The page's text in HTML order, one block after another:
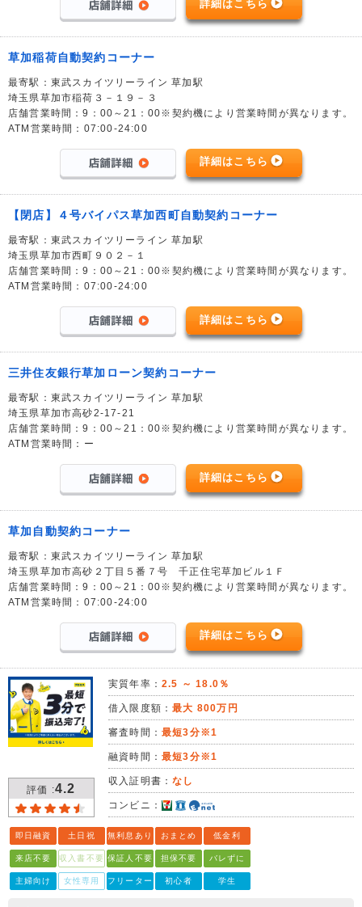
詳細はこちら
草加稲荷自動契約コーナー
最寄駅：東武スカイツリーライン 草加駅
埼玉県草加市稲荷３－１９－３
店舗営業時間：9：00～21：00※契約機により営業時間が異なります。
ATM営業時間：07:00-24:00
詳細はこちら
【閉店】４号バイパス草加西町自動契約コーナー
最寄駅：東武スカイツリーライン 草加駅
埼玉県草加市西町９０２－１
店舗営業時間：9：00～21：00※契約機により営業時間が異なります。
ATM営業時間：07:00-24:00
詳細はこちら
三井住友銀行草加ローン契約コーナー
最寄駅：東武スカイツリーライン 草加駅
埼玉県草加市高砂2-17-21
店舗営業時間：9：00～21：00※契約機により営業時間が異なります。
ATM営業時間：ー
詳細はこちら
草加自動契約コーナー
最寄駅：東武スカイツリーライン 草加駅
埼玉県草加市高砂２丁目５番７号 千正住宅草加ビル１Ｆ
店舗営業時間：9：00～21：00※契約機により営業時間が異なります。
ATM営業時間：07:00-24:00
詳細はこちら
評価 :4.2
実質年率： 2.5 ～ 18.0％
借入限度額：最大 800万円
審査時間： 最短3分※1
融資時間： 最短3分※1
収入証明書：なし
コンビニ：
即日融資 土日祝 無利息あり おまとめ 低金利
来店不要 収入書不要 保証人不要 担保不要 バレずに
主婦向け 女性専用 フリーター 初心者 学生